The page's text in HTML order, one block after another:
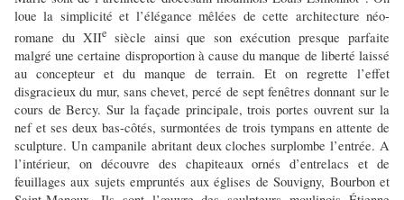
loue la simplicité et l’élégance mêlées de cette architecture néo-
romane du XIIesiècle ainsi que son exécution presque parfaite
malgré une certaine disproportion à cause du manque de liberté laissé
au concepteur et du manque de terrain. Et on regrette l’effet
disgracieux du mur, sans chevet, percé de sept fenêtres donnant sur le
cours de Bercy. Sur la façade principale, trois portes ouvrent sur la
nef et ses deux bas-côtés, surmontées de trois tympans en attente de
sculpture. Un campanile abritant deux cloches surplombe l’entrée. A
l’intérieur, on découvre des chapiteaux ornés d’entrelacs et de
feuillages aux sujets empruntés aux églises de Souvigny, Bourbon et